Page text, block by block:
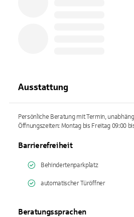
Ausstattung
Persönliche Beratung mit Termin,
Öffnungszeiten: Montag bis Freitag 09:00
Barrierefreiheit
Behindertenparkplatz
automatischer Türöffner
Beratungssprachen